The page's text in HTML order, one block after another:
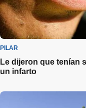
PILAR
Le dijeron que tenían
un infarto